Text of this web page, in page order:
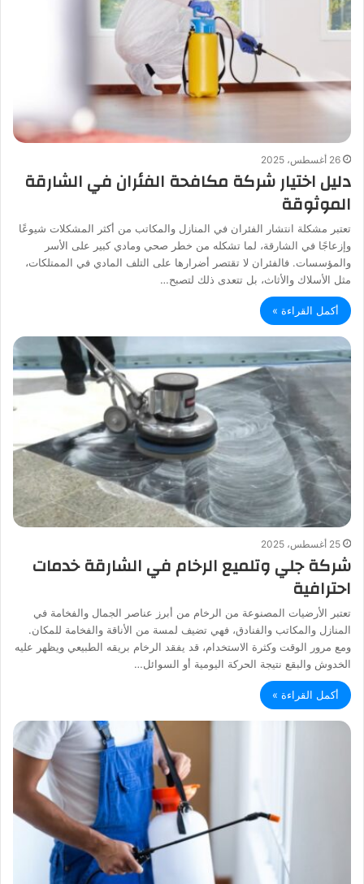
26 أغسطس، 2025
دليل اختيار شركة مكافحة الفئران في الشارقة
الموثوقة
تعتبر مشكلة انتشار الفئران في المنازل والمكاتب من أكثر المشكلات شيوعًا
وإزعاجًا في الشارقة، لما تشكله من خطر صحي ومادي كبير على الأسر
والمؤسسات. فالفئران لا تقتصر أضرارها على التلف المادي في الممتلكات،
مثل الأسلاك والأثاث، بل تتعدى ذلك لتصبح…
أكمل القراءة »
25 أغسطس، 2025
شركة جلي وتلميع الرخام في الشارقة خدمات
احترافية
تعتبر الأرضيات المصنوعة من الرخام من أبرز عناصر الجمال والفخامة في
المنازل والمكاتب والفنادق، فهي تضيف لمسة من الأناقة والفخامة للمكان.
ومع مرور الوقت وكثرة الاستخدام، قد يفقد الرخام بريقه الطبيعي ويظهر عليه
الخدوش والبقع نتيجة الحركة اليومية أو السوائل…
أكمل القراءة »